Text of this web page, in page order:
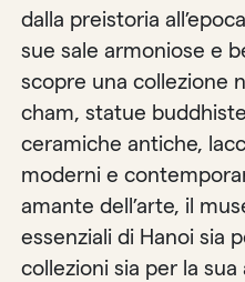
dalla preistoria
sue sale armoniose e
scopre una collezione
cham, statue
ceramiche antiche,
moderni e
amante dell’arte, il
essenziali di Hanoi sia
collezioni sia per la